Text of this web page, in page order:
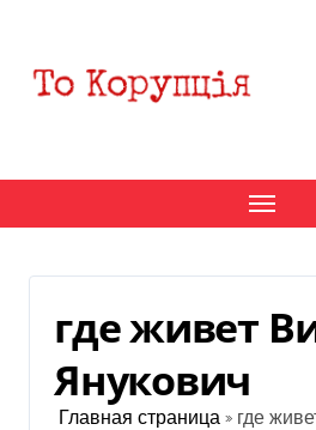
содержанию
где живет
Янукович
Главная страница» где